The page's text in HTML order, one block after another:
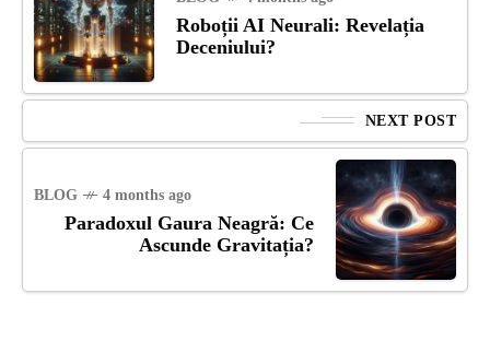
Roboții AI Neurali: Revelația
Deceniului?
NEXT POST
BLOG 4 months ago
Paradoxul Gaura Neagră: Ce
Ascunde Gravitația?